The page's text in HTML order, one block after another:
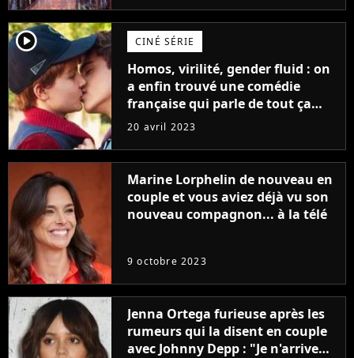
player2 CINÉ SÉRIE
Homos, virilité, gender fluid : on
a enfin trouvé une comédie
française qui parle de tout ça
sans être super ringarde
20 avril 2023
Marine Lorphelin de nouveau en
couple et vous aviez déjà vu son
nouveau compagnon... à la télé
9 octobre 2023
Jenna Ortega furieuse après les
rumeurs qui la disent en couple
avec Johnny Depp : "Je n'arrive